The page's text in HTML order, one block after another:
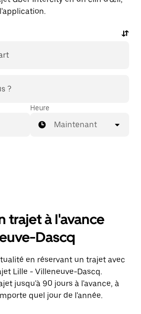
?
Heure
Maintenant
trajet à l'avance
Dascq
en réservant un trajet avec
Lille - Villeneuve-Dascq.
jusqu'à 90 jours à l'avance, à
quel jour de l'année.